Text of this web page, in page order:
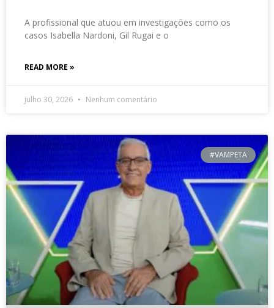
A profissional que atuou em investigações como os
casos Isabella Nardoni, Gil Rugai e o
READ MORE »
julho 30, 2026 Nenhum comentário
#VAMPETA